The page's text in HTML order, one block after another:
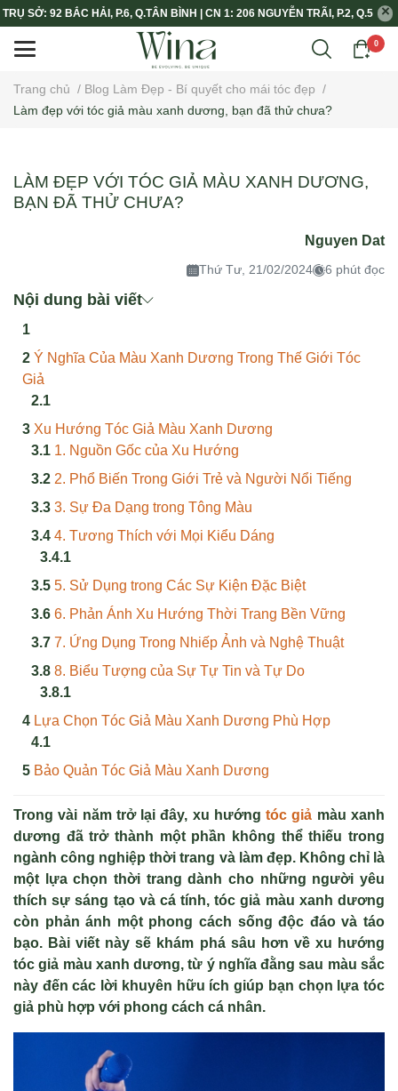
TRỤ SỞ: 92 BẮC HẢI, P.6, Q.TÂN BÌNH | CN 1: 206 NGUYỄN TRÃI, P.2, Q.5
0
Trang chủ / Blog Làm Đẹp - Bí quyết cho mái tóc đẹp /
Làm đẹp với tóc giả màu xanh dương, bạn đã thử chưa?
LÀM ĐẸP VỚI TÓC GIẢ MÀU XANH DƯƠNG,
BẠN ĐÃ THỬ CHƯA?
Nguyen Dat
Thứ Tư, 21/02/2024 6 phút đọc
Nội dung bài viết
Ý Nghĩa Của Màu Xanh Dương Trong Thế Giới Tóc
Giả
Xu Hướng Tóc Giả Màu Xanh Dương
1. Nguồn Gốc của Xu Hướng
2. Phổ Biến Trong Giới Trẻ và Người Nổi Tiếng
3. Sự Đa Dạng trong Tông Màu
4. Tương Thích với Mọi Kiểu Dáng
5. Sử Dụng trong Các Sự Kiện Đặc Biệt
6. Phản Ánh Xu Hướng Thời Trang Bền Vững
7. Ứng Dụng Trong Nhiếp Ảnh và Nghệ Thuật
8. Biểu Tượng của Sự Tự Tin và Tự Do
Lựa Chọn Tóc Giả Màu Xanh Dương Phù Hợp
Bảo Quản Tóc Giả Màu Xanh Dương
Trong vài năm trở lại đây, xu hướng tóc giả màu xanh
dương đã trở thành một phần không thể thiếu trong
ngành công nghiệp thời trang và làm đẹp. Không chỉ là
một lựa chọn thời trang dành cho những người yêu
thích sự sáng tạo và cá tính, tóc giả màu xanh dương
còn phản ánh một phong cách sống độc đáo và táo
bạo. Bài viết này sẽ khám phá sâu hơn về xu hướng
tóc giả màu xanh dương, từ ý nghĩa đằng sau màu sắc
này đến các lời khuyên hữu ích giúp bạn chọn lựa tóc
giả phù hợp với phong cách cá nhân.